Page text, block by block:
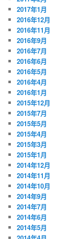
2017年1月
2016年12月
2016年11月
2016年9月
2016年7月
2016年6月
2016年5月
2016年4月
2016年1月
2015年12月
2015年7月
2015年5月
2015年4月
2015年3月
2015年1月
2014年12月
2014年11月
2014年10月
2014年9月
2014年7月
2014年6月
2014年5月